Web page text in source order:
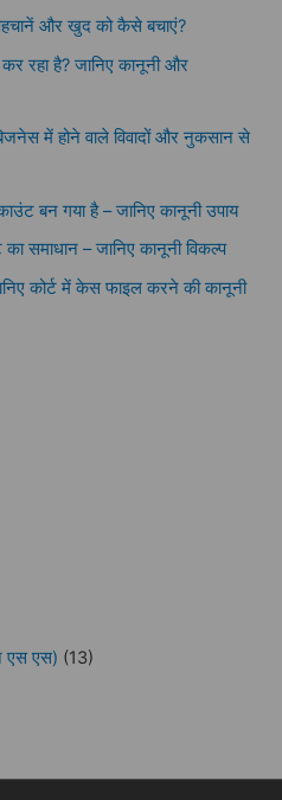
और खुद को कैसे बचाएं?
कर रहा है? जानिए कानूनी और
में होने वाले विवादों और नुकसान से
बन गया है – जानिए कानूनी उपाय
का समाधान – जानिए कानूनी विकल्प
कोर्ट में केस फाइल करने की कानूनी
एस एस) (13)